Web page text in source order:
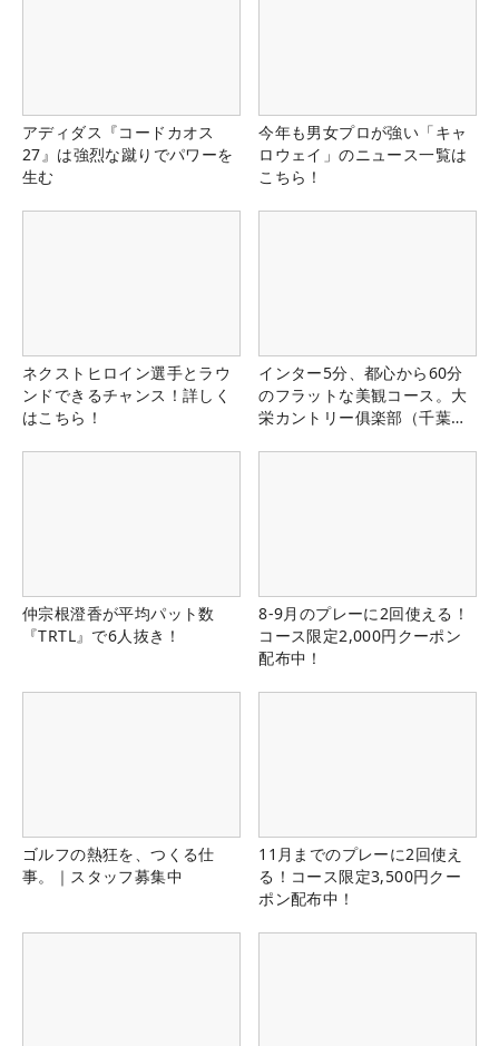
アディダス『コードカオス
27』は強烈な蹴りでパワーを
生む
今年も男女プロが強い「キャ
ロウェイ」のニュース一覧は
こちら！
ネクストヒロイン選手とラウ
ンドできるチャンス！詳しく
はこちら！
インター5分、都心から60分
のフラットな美観コース。大
栄カントリー俱楽部（千葉
仲宗根澄香が平均パット数
『TRTL』で6人抜き！
8-9月のプレーに2回使える！
コース限定2,000円クーポン
配布中！
ゴルフの熱狂を、つくる仕
事。｜スタッフ募集中
11月までのプレーに2回使え
る！コース限定3,500円クー
ポン配布中！